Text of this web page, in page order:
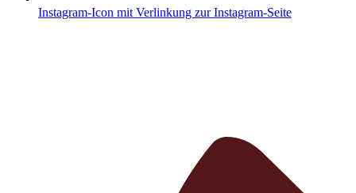
Instagram-Icon mit Verlinkung zur Instagram-Seite